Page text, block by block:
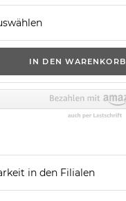
IN DEN WARENKORB
in den Filialen